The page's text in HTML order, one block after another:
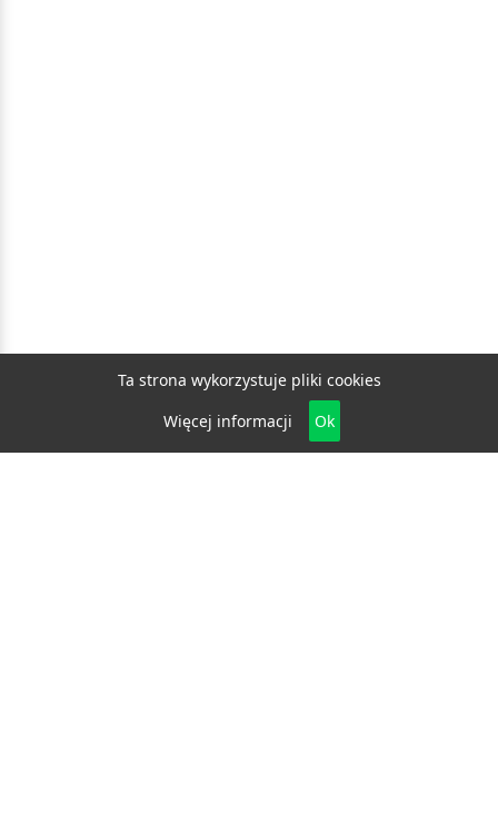
Ta strona wykorzystuje pliki cookies
Więcej informacji
Ok